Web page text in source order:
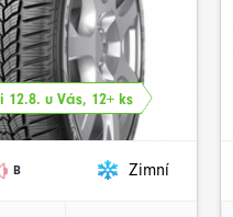
u Vás, 12+ ks
B Zimní